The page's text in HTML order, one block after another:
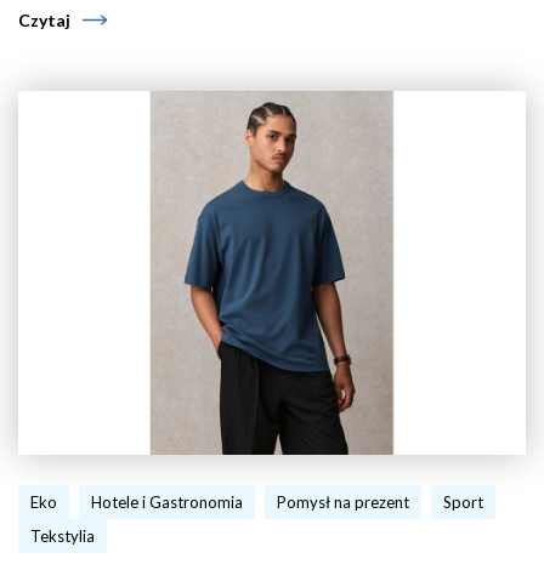
Czytaj
Eko Hotele i Gastronomia Pomysł na prezent
Sport
Tekstylia